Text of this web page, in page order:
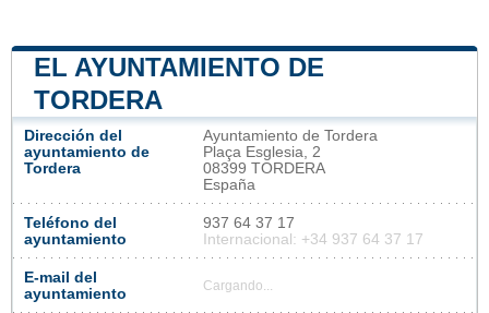
EL AYUNTAMIENTO DE
TORDERA
Dirección del
ayuntamiento de
Tordera
Ayuntamiento de Tordera
Plaça Esglesia, 2
08399 TORDERA
España
Teléfono del
ayuntamiento
937 64 37 17
Internacional: +34 937 64 37 17
E-mail del
ayuntamiento
Cargando...